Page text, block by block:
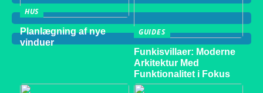
HUS
Planlægning af nye
vinduer
GUIDES
Funkisvillaer: Moderne
Arkitektur Med
Funktionalitet i Fokus